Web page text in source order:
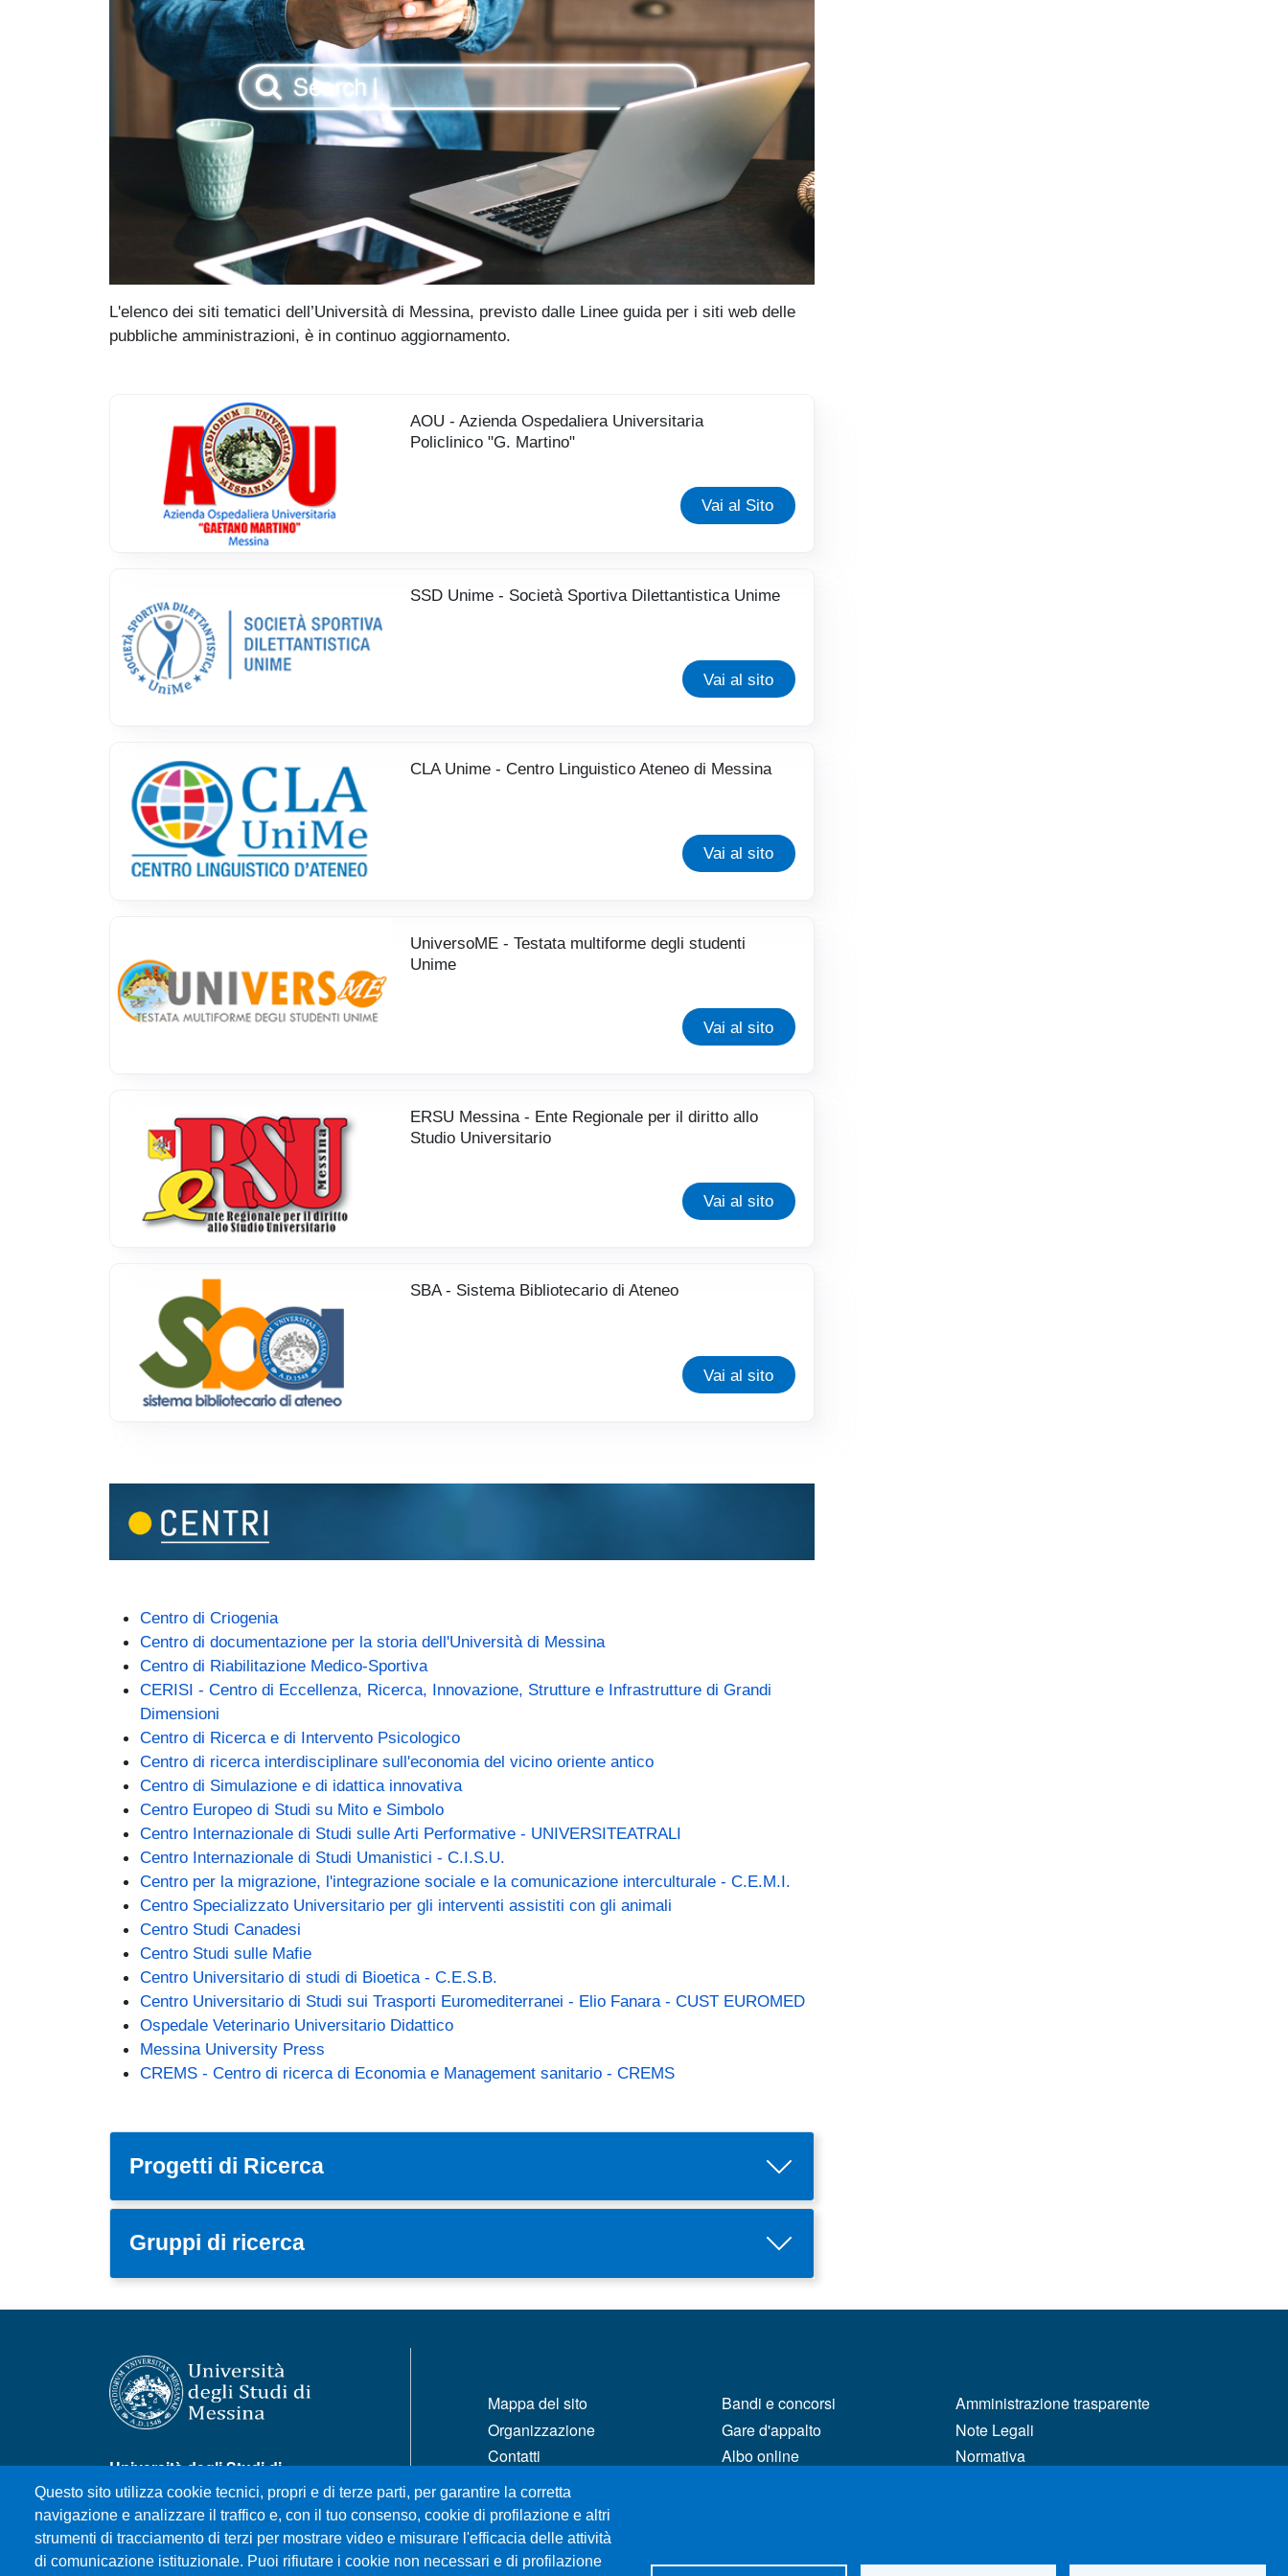
L'elenco dei siti tematici dell’Università di Messina, previsto dalle Linee guida per i siti web delle
pubbliche amministrazioni, è in continuo aggiornamento.
AOU - Azienda Ospedaliera Universitaria
Policlinico "G. Martino"
Vai al Sito
SSD Unime - Società Sportiva Dilettantistica Unime
Vai al sito
CLA Unime - Centro Linguistico Ateneo di Messina
Vai al sito
UniversoME - Testata multiforme degli studenti
Unime
Vai al sito
ERSU Messina - Ente Regionale per il diritto allo
Studio Universitario
Vai al sito
SBA - Sistema Bibliotecario di Ateneo
Vai al sito
Centro di Criogenia(link is external)
Centro di documentazione per la storia dell'Università di Messina(link is external)
Centro di Riabilitazione Medico-Sportiva(link is external)
CERISI - Centro di Eccellenza, Ricerca, Innovazione, Strutture e Infrastrutture di Grandi
Dimensioni
Centro di Ricerca e di Intervento Psicologico(link is external)
Centro di ricerca interdisciplinare sull'economia del vicino oriente antico(link is external)
Centro di Simulazione e di idattica innovativa(link is external)
Centro Europeo di Studi su Mito e Simbolo(link is external)
Centro Internazionale di Studi sulle Arti Performative - UNIVERSITEATRALI
Centro Internazionale di Studi Umanistici - C.I.S.U.
Centro per la migrazione, l'integrazione sociale e la comunicazione interculturale - C.E.M.I.
Centro Specializzato Universitario per gli interventi assistiti con gli animali
Centro Studi Canadesi
Centro Studi sulle Mafie(link is external)
Centro Universitario di studi di Bioetica - C.E.S.B.
Centro Universitario di Studi sui Trasporti Euromediterranei - Elio Fanara - CUST EUROMED(link is external)
Ospedale Veterinario Universitario Didattico
Messina University Press
CREMS - Centro di ricerca di Economia e Management sanitario - CREMS(link is external)
Progetti di Ricerca
Gruppi di ricerca
Questo sito utilizza cookie tecnici, propri e di terze parti, per garantire la corretta
navigazione e analizzare il traffico e, con il tuo consenso, cookie di profilazione e altri
strumenti di tracciamento di terzi per mostrare video e misurare l'efficacia delle attività
di comunicazione istituzionale. Puoi rifiutare i cookie non necessari e di profilazione
Università degli Studi di
Messina
Piazza Pugliatti, 1 - 98122
Messina
Cod. Fiscale 80004070837
Mappa del sito
Organizzazione
Contatti
Posta Elettronica Certificata
Unifind
Ufficio Relazioni con il
Pubblico
Bandi e concorsi
Gare d'appalto
Albo online
Servizi per Disabilità e DSA
Amministrazione trasparente
Note Legali
Normativa
Rivedi le tue scelte sui cookie